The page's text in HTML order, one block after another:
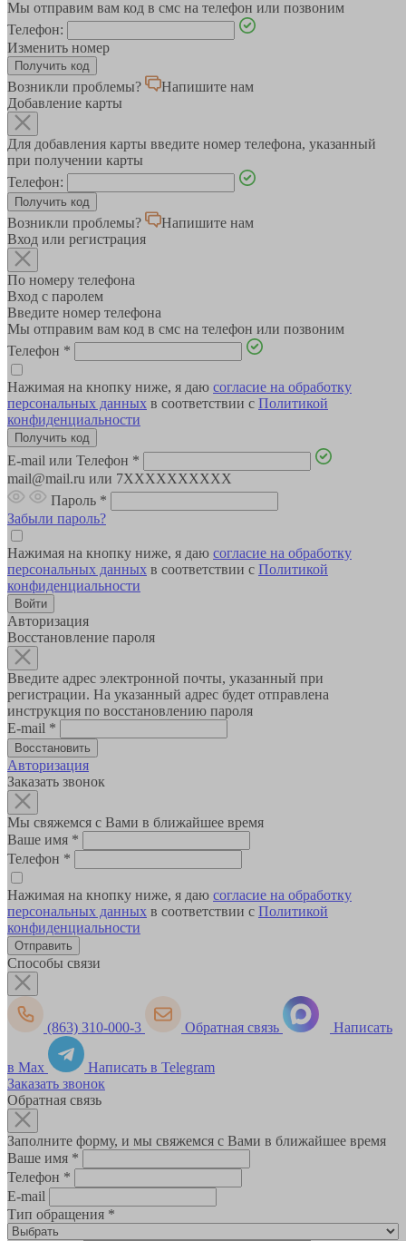
Мы отправим вам код в смс на телефон или позвоним
Телефон:
Изменить номер
Возникли проблемы?
Напишите нам
Добавление карты
Для добавления карты введите номер телефона, указанный
при получении карты
Телефон:
Возникли проблемы?
Напишите нам
Вход или регистрация
По номеру телефона
Вход с паролем
Введите номер телефона
Мы отправим вам код в смс на телефон или позвоним
Телефон *
Нажимая на кнопку ниже, я даю согласие на обработку
персональных данных в соответствии с Политикой
конфиденциальности
E-mail или Телефон *
mail@mail.ru или 7XXXXXXXXXX
Пароль *
Забыли пароль?
Нажимая на кнопку ниже, я даю согласие на обработку
персональных данных в соответствии с Политикой
конфиденциальности
Авторизация
Восстановление пароля
Введите адрес электронной почты, указанный при
регистрации. На указанный адрес будет отправлена
инструкция по восстановлению пароля
E-mail *
Авторизация
Заказать звонок
Мы свяжемся с Вами в ближайшее время
Ваше имя *
Телефон *
Нажимая на кнопку ниже, я даю согласие на обработку
персональных данных в соответствии с Политикой
конфиденциальности
Способы связи
(863) 310-000-3 Обратная связь Написать
в Max
Написать в Telegram
Заказать звонок
Обратная связь
Заполните форму, и мы свяжемся с Вами в ближайшее время
Ваше имя *
Телефон *
E-mail
Тип обращения *